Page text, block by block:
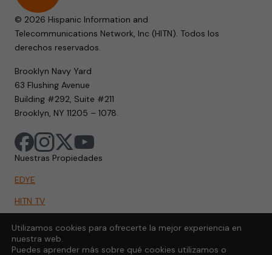
© 2026 Hispanic Information and
Telecommunications Network, Inc (HITN). Todos los
derechos reservados.
Brooklyn Navy Yard
63 Flushing Avenue
Building #292, Suite #211
Brooklyn, NY 11205 – 1078.
Nuestras Propiedades
EDYE
HITN TV
HITN.ORG
HITN GO
Utilizamos cookies para ofrecerte la mejor experiencia en
nuestra web.
Puedes aprender más sobre qué cookies utilizamos o